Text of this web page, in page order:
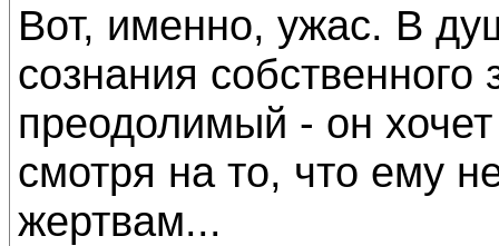
Вот, именно, ужас. В
сознания
преодолимый - он
смотря на то, что ему
жертвам...